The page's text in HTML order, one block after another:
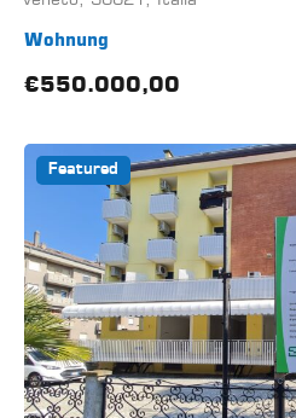
Wohnung
€550.000,00
Featured